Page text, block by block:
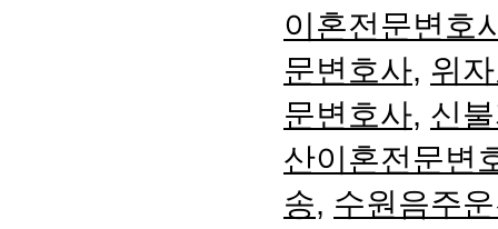
이혼전문변호
문변호사, 위
문변호사, 신
산이혼전문변
송, 수원음주